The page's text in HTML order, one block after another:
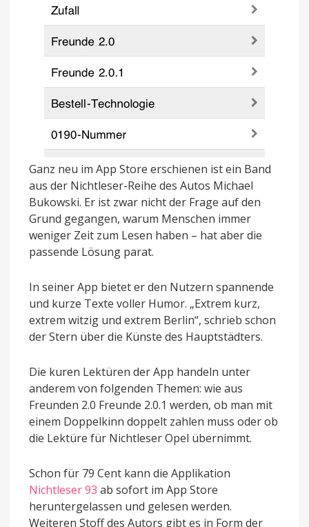
Ganz neu im App Store erschienen ist ein Band
aus der Nichtleser-Reihe des Autos Michael
Bukowski. Er ist zwar nicht der Frage auf den
Grund gegangen, warum Menschen immer
weniger Zeit zum Lesen haben – hat aber die
passende Lösung parat.
In seiner App bietet er den Nutzern spannende
und kurze Texte voller Humor. „Extrem kurz,
extrem witzig und extrem Berlin“, schrieb schon
der Stern über die Künste des Hauptstädters.
Die kuren Lektüren der App handeln unter
anderem von folgenden Themen: wie aus
Freunden 2.0 Freunde 2.0.1 werden, ob man mit
einem Doppelkinn doppelt zahlen muss oder ob
die Lektüre für Nichtleser Opel übernimmt.
Schon für 79 Cent kann die Applikation
Nichtleser 93 ab sofort im App Store
heruntergelassen und gelesen werden.
Weiteren Stoff des Autors gibt es in Form der